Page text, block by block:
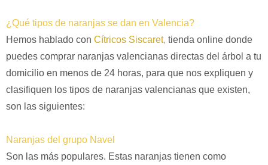
¿Qué tipos de naranjas se dan en Valencia?
Hemos hablado con Cítricos Siscaret, tienda online donde
puedes comprar naranjas valencianas directas del árbol a tu
domicilio en menos de 24 horas, para que nos expliquen y
clasifiquen los tipos de naranjas valencianas que existen,
son las siguientes:
Naranjas del grupo Navel
Son las más populares. Estas naranjas tienen como